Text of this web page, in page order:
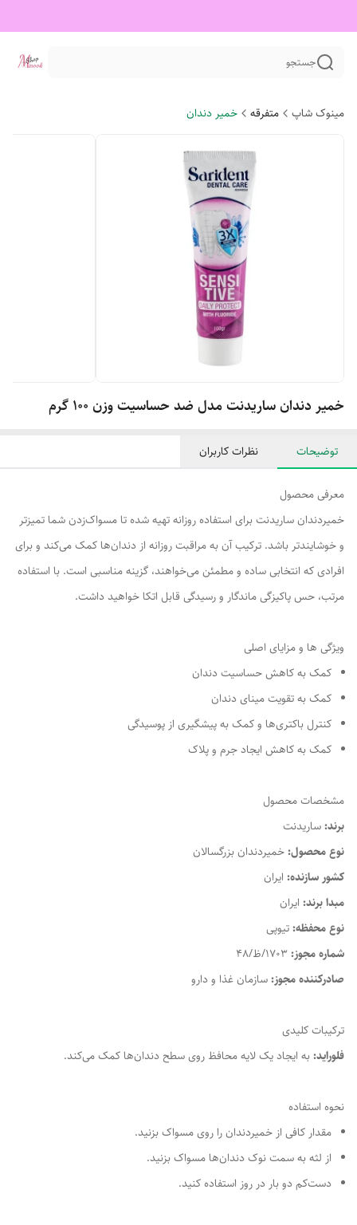
جستجو
مینوک شاپ متفرقه خمیر دندان
خمیر دندان ساریدنت مدل ضد حساسیت وزن 100 گرم
توضیحات نظرات کاربران
معرفی محصول
خمیردندان ساریدنت برای استفاده روزانه تهیه شده تا مسواک‌زدن شما تمیزتر
و خوشایندتر باشد. ترکیب آن به مراقبت روزانه از دندان‌ها کمک می‌کند و برای
افرادی که انتخابی ساده و مطمئن می‌خواهند، گزینه مناسبی است. با استفاده
مرتب، حس پاکیزگی ماندگار و رسیدگی قابل اتکا خواهید داشت.
ویژگی ها و مزایای اصلی
کمک به کاهش حساسیت دندان
کمک به تقویت مینای دندان
کنترل باکتری‌ها و کمک به پیشگیری از پوسیدگی
کمک به کاهش ایجاد جرم و پلاک
مشخصات محصول
برند:ساریدنت
نوع محصول:خمیردندان بزرگسالان
کشور سازنده: ایران
مبدا برند: ایران
نوع محفظه:تیوپی
شماره مجوز:
صادرکننده مجوز:سازمان غذا و دارو
ترکیبات کلیدی
فلوراید:به ایجاد یک لایه محافظ روی سطح دندان‌ها کمک می‌کند.
نحوه استفاده
مقدار کافی از خمیردندان را روی مسواک بزنید.
از لثه به سمت نوک دندان‌ها مسواک بزنید.
دست‌کم دو بار در روز استفاده کنید.